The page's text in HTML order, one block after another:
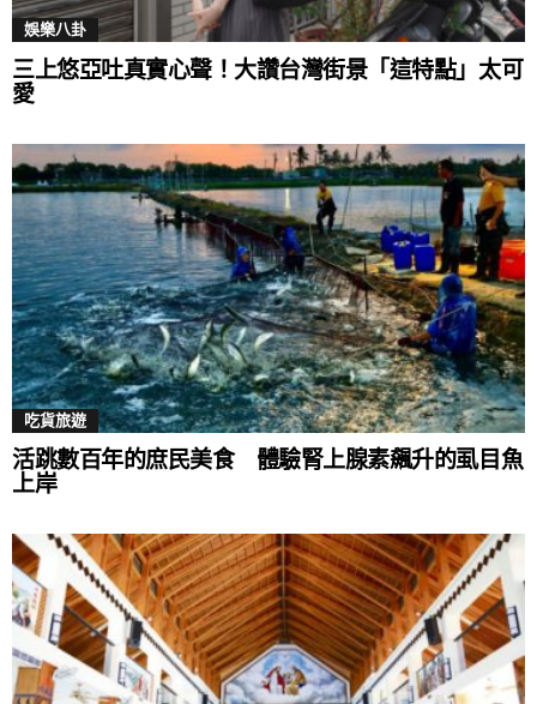
袁澧林飾演的女主角「安晴」便是來自時間流速較慢
的「優日區」，生長環境有著截然差異的她藉由赴長
年區義診與薯仔相遇，一次又一次見證著他在逆境中
不知不覺中悄然萌芽，這份愛也慢慢昇華甚至改變了
薯仔和安晴的一生。
▲許光漢（右）主演的新片《他年她日》將於釜山影
展世界首映，創5000張票秒殺。（圖／甲上提供）
娛樂八卦
三上悠亞吐真實心聲！大讚台灣街景「這特點」太可
愛
吃貨旅遊
活跳數百年的庶民美食 體驗腎上腺素飆升的虱目魚
上岸